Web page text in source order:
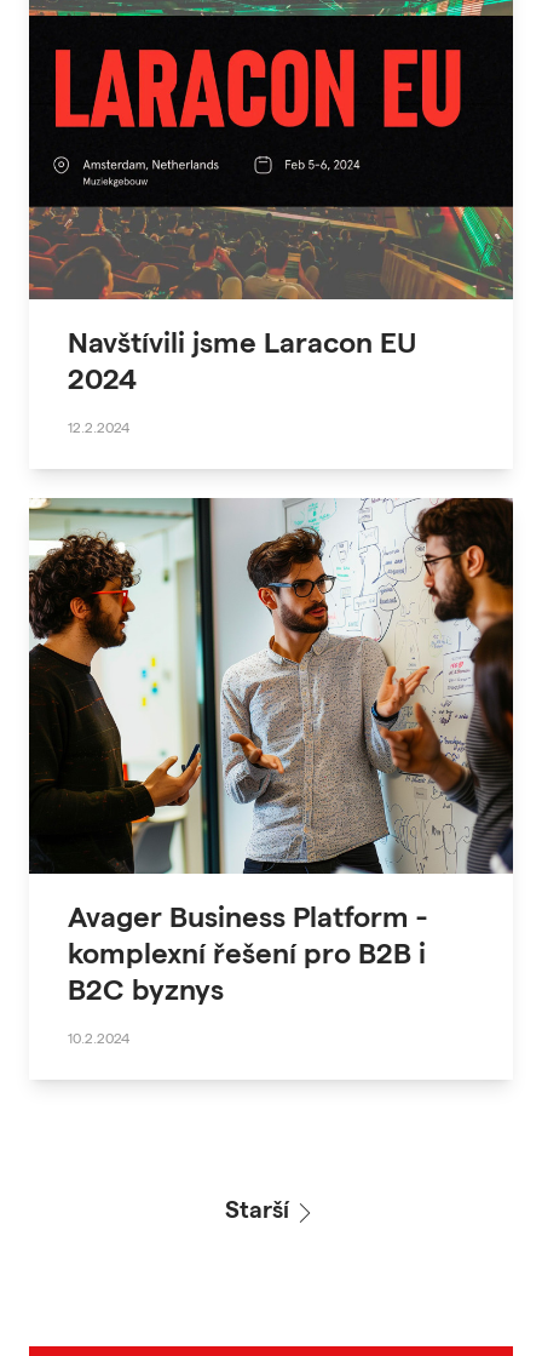
Navštívili jsme Laracon EU
2024
12.2.2024
Avager Business Platform -
komplexní řešení pro B2B i
B2C byznys
10.2.2024
Starší